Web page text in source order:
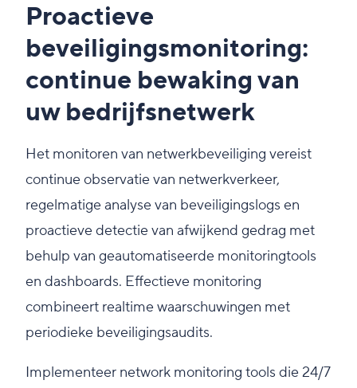
Proactieve
beveiligingsmonitoring:
continue bewaking van
uw bedrijfsnetwerk
Het monitoren van netwerkbeveiliging vereist
continue observatie van netwerkverkeer,
regelmatige analyse van beveiligingslogs en
proactieve detectie van afwijkend gedrag met
behulp van geautomatiseerde monitoringtools
en dashboards. Effectieve monitoring
combineert realtime waarschuwingen met
periodieke beveiligingsaudits.
Implementeer network monitoring tools die 24/7